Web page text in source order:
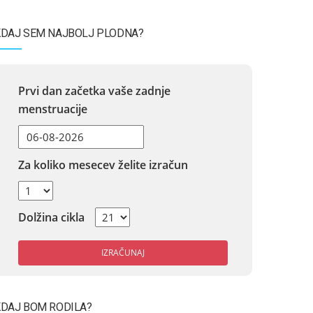
SEM NAJBOLJ PLODNA?
Prvi dan začetka vaše zadnje
menstruacije
Za koliko mesecev želite izračun
Dolžina cikla
IZRAČUNAJ
BOM RODILA?